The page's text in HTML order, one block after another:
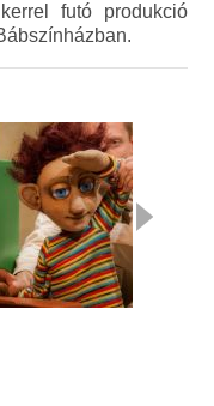
futó produkció